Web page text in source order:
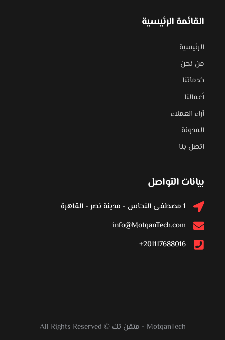
القائمة الرئيسية
الرئيسية
من نحن
خدماتنا
أعمالنا
آراء العملاء
المدونة
اتصل بنا
بيانات التواصل
1 مصطفى النحاس - مدينة نصر - القاهرة
info@MotqanTech.com
201117688016+
All Rights Reserved © متقن تك - MotqanTech